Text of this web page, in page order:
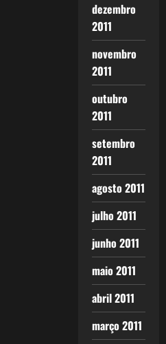
dezembro
2011
novembro
2011
outubro
2011
setembro
2011
agosto 2011
julho 2011
junho 2011
maio 2011
abril 2011
março 2011